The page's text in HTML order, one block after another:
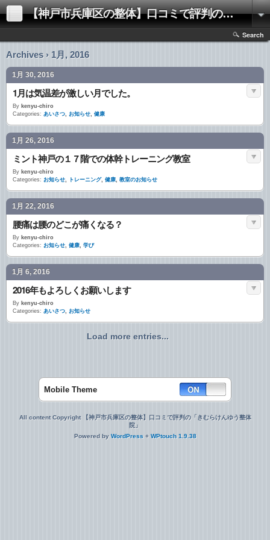
【神戸市兵庫区の整体】口コミで評判の「きむらけんゆう整体院」
Search
Archives › 1月, 2016
1月 30, 2016
1月は気温差が激しい月でした。
By kenyu-chiro
Categories: あいさつ, お知らせ, 健康
1月 26, 2016
ミント神戸の１７階での体幹トレーニング教室
By kenyu-chiro
Categories: お知らせ, トレーニング, 健康, 教室のお知らせ
1月 22, 2016
腰痛は腰のどこが痛くなる？
By kenyu-chiro
Categories: お知らせ, 健康, 学び
1月 6, 2016
2016年もよろしくお願いします
By kenyu-chiro
Categories: あいさつ, お知らせ
Load more entries...
Mobile Theme
All content Copyright 【神戸市兵庫区の整体】口コミで評判の「きむらけんゆう整体
院」
Powered by WordPress + WPtouch 1.9.38